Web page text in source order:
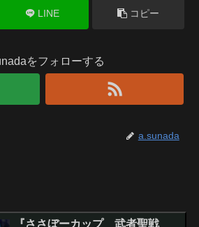
LINE コピー
をフォローする
a.sunada
『ささぼーカップ 武者聖戦